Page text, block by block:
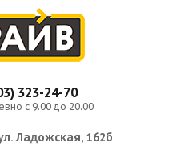
323-24-70
с 9.00 до 20.00
Ладожская, 162б